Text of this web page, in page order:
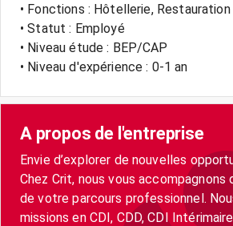
• Fonctions : Hôtellerie,
• Statut : Employé
• Niveau étude : BEP/CAP
• Niveau d'expérience : 0-1 an
A propos de l'entreprise
Envie d’explorer de nouvelles
Chez Crit, nous vous accompagnons
de votre parcours professionnel.
missions en CDI, CDD, CDI